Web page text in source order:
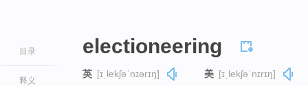
目录
释义
electioneering
英 [ɪˌlekʃəˈnɪərɪŋ] 美 [ɪˌlekʃəˈnɪrɪŋ]